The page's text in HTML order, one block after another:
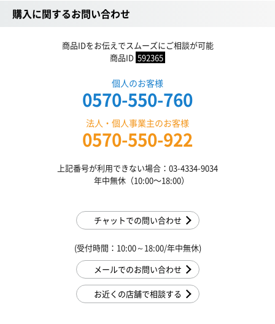
購入に関するお問い合わせ
商品IDをお伝えでスムーズにご相談が可能
商品ID 592365
個人のお客様
0570-550-760
法人・個人事業主のお客様
0570-550-922
上記番号が利用できない場合：03-4334-9034
年中無休（10:00〜18:00）
チャットでの問い合わせ
(受付時間：10:00～18:00/年中無休)
メールでのお問い合わせ
お近くの店舗で相談する